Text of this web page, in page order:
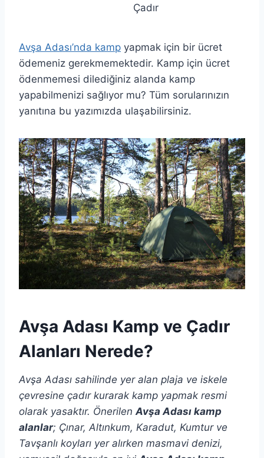
Çadır
Avşa Adası’nda kamp yapmak için bir ücret
ödemeniz gerekmemektedir. Kamp için ücret
ödenmemesi dilediğiniz alanda kamp
yapabilmenizi sağlıyor mu? Tüm sorularınızın
yanıtına bu yazımızda ulaşabilirsiniz.
Avşa Adası Kamp ve Çadır
Alanları Nerede?
Avşa Adası sahilinde yer alan plaja ve iskele
çevresine çadır kurarak kamp yapmak resmi
olarak yasaktır. Önerilen Avşa Adası kamp
alanlar; Çınar, Altınkum, Karadut, Kumtur ve
Tavşanlı koyları yer alırken masmavi denizi,